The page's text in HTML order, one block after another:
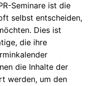
Seminare ist die
selbst entscheiden,
Dies ist
die ihre
die Inhalte der
werden, um den